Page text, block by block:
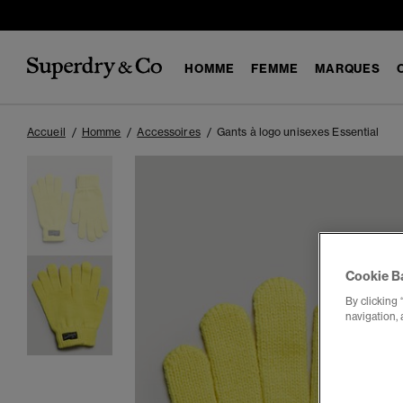
HOMME FEMME MARQUES
Accueil Homme Accessoires Gants à logo unisexes Essential
Cookie
By clicking
navigation,